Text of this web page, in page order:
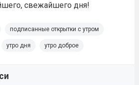
свежайшего дня!
подписанные открытки с утром
утро дня утро доброе